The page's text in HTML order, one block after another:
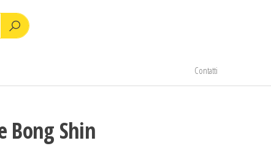
Contatti
Bong Shin